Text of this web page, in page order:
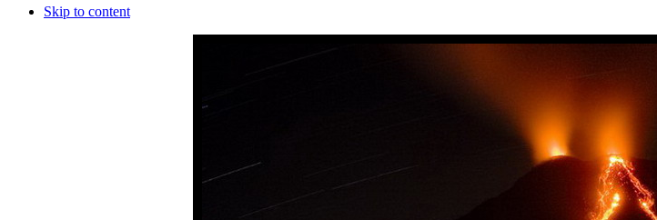
Skip to content